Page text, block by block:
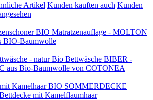
Artikel Kunden kauften auch Kunden
BIO Matratzenauflage - MOLTON
BIO-Baumwolle
Bio Bettwäsche BIBER -
aus Bio-Baumwolle von COTONEA
BIO SOMMERDECKE
mit Kamelflaumhaar